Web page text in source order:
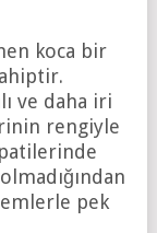
koca bir
ve daha iri
rengiyle
pek